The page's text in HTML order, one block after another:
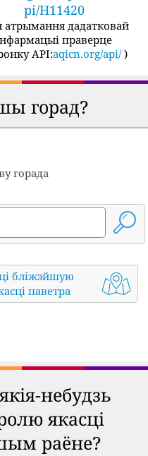
pi/H11420
атрымання дадатковай
праверце
API:aqicn.org/api/ )
горад?
горада
бліжэйшую
паветра
небудзь
якасці
раёне?